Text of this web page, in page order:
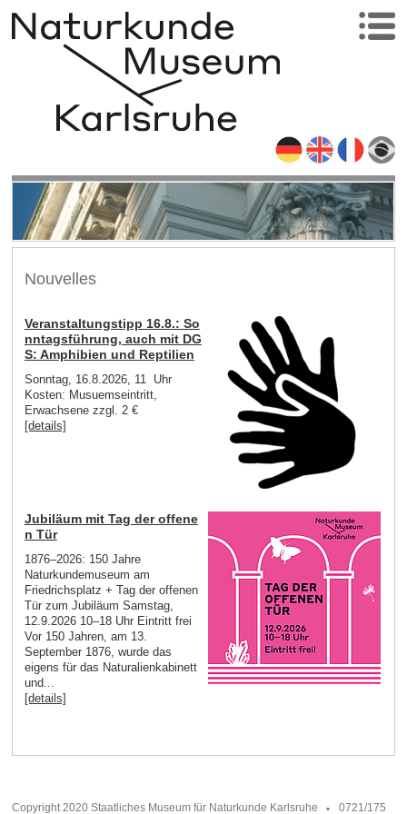
Nouvelles
Veranstaltungstipp 16.8.: So
nntagsführung, auch mit DG
S: Amphibien und Reptilien
Sonntag, 16.8.2026, 11 Uhr
Kosten: Musuemseintritt,
Erwachsene zzgl. 2 €
[details]
Jubiläum mit Tag der offene
n Tür
1876–2026: 150 Jahre
Naturkundemuseum am
Friedrichsplatz + Tag der offenen
Tür zum Jubiläum Samstag,
12.9.2026 10–18 Uhr Eintritt frei
Vor 150 Jahren, am 13.
September 1876, wurde das
eigens für das Naturalienkabinett
und...
[details]
Copyright 2020 Staatliches Museum für Naturkunde Karlsruhe
0721/175